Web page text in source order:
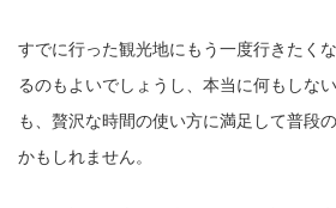
すでに行った観光地にもう一度行きたく
るのもよいでしょうし、本当に何もしな
も、贅沢な時間の使い方に満足して普段
かもしれません。